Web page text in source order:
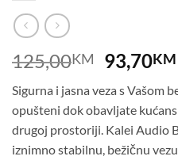
125,00KM
Izvorna
cijena
bila
je:
93,70KM
Sigurna i jasna veza s Vašom
opušteni dok obavljate
drugoj prostoriji. Kalei Audio
iznimno stabilnu, bežičnu